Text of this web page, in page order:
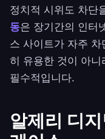
정치적 시위도 차단
동은 장기간의 인터
스 사이트가 자주
히 유용한 것이 아
필수적입니다.
알제리 디